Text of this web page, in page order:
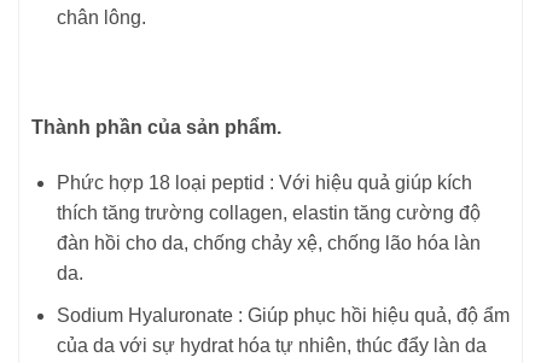
chân lông.
Thành phần của sản phẩm.
Phức hợp 18 loại peptid : Với hiệu quả giúp kích
thích tăng trường collagen, elastin tăng cường độ
đàn hồi cho da, chống chảy xệ, chống lão hóa làn
da.
Sodium Hyaluronate : Giúp phục hồi hiệu quả, độ ẩm
của da với sự hydrat hóa tự nhiên, thúc đẩy làn da